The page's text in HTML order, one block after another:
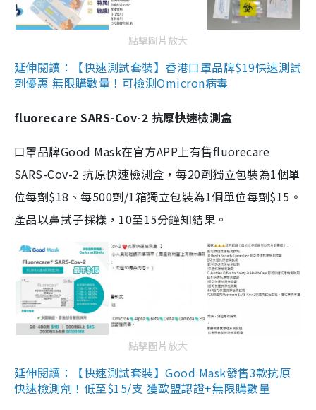
點擊圖片放大
延伸閱讀：【快速測試套裝】香港口罩品牌$19快速測試
劑優惠 無限購數量！可檢測Omicron病毒
fluorecare SARS-Cov-2 抗原快速檢測盒
口罩品牌Good Mask在官方APP上有售fluorecare
SARS-Cov-2 抗原快速檢測盒，每20劑獨立包裝為1個單
位每劑$18、每500劑/1箱獨立包裝為1個單位每劑$15。
產品以鼻拭子採樣，10至15分鐘知結果。
點擊圖片放大
延伸閱讀：【快速測試套裝】Good Mask發售3款抗原
快速檢測劑！低至$15/支 獲歐盟認證+無限購數量